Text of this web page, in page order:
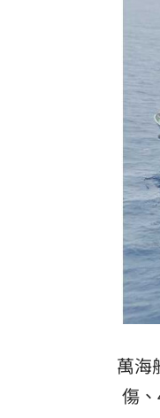
萬海
傷